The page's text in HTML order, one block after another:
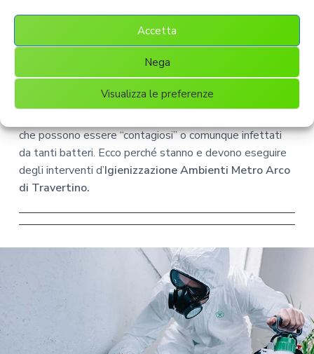
Accetta
Nega
Visualizza le preferenze
In questo modo si ha realmente un’ambiente privo di
batteri che non solo elimina quelli presenti, ma riduce la
comparsa o la proliferazione di quelli che possono
essere poi trasportati dall’esterno verso l’interno.
Attualmente, gli uffici pubblici che sono ancora attivi
che possono essere “contagiosi” o comunque infettati
da tanti batteri. Ecco perché stanno e devono eseguire
degli interventi d’Igienizzazione Ambienti Metro Arco
di Travertino.